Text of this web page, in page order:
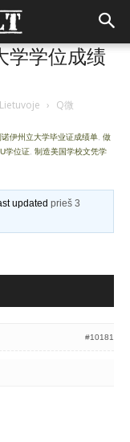
学学位成绩
› Q微
伊州立大学毕业证成绩单 做
学位证 制造美国学校文凭学
updatedprieš 3
#10181